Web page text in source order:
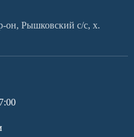
он, Рышковский с/с, х.